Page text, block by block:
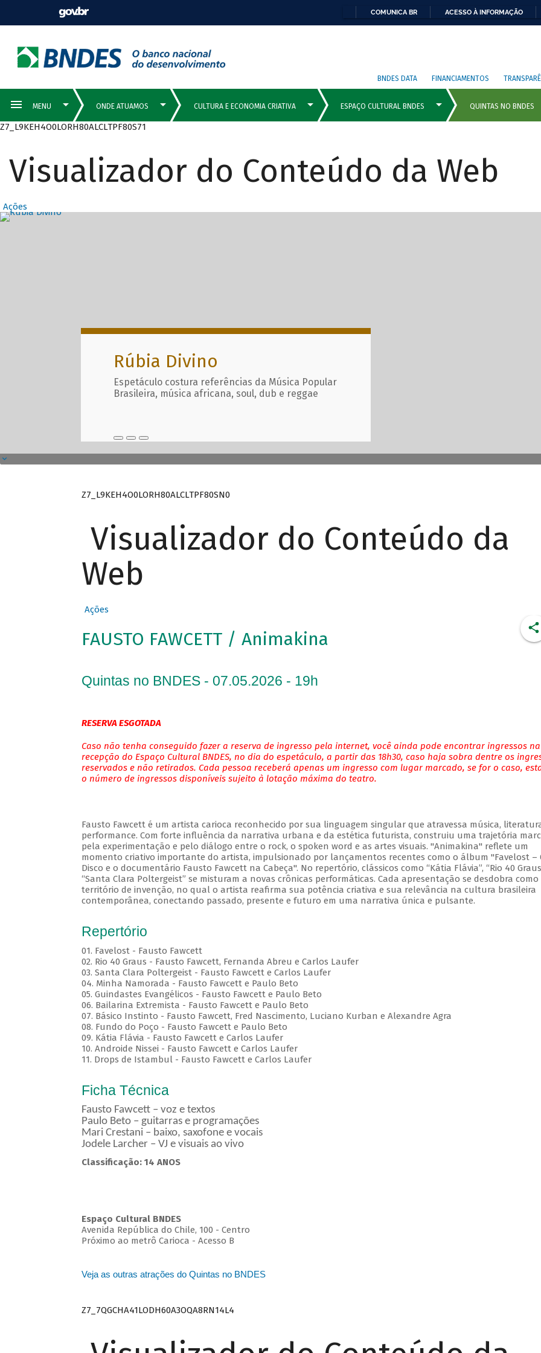
COMUNICA BR ACESSO À INFORMAÇÃO
BNDES DATA FINANCIAMENTOS
Z7_L9KEH4O0LORH80ALCLTPF80S71
Visualizador do Conteúdo da Web
Ações
Destaques Principais com
Rúbia Divino
Espetáculo costura referências da Música Popular
Brasileira, música africana, soul, dub e reggae
Z7_L9KEH4O0LORH80ALCLTPF80SN0
Visualizador do Conteúdo da
Web
Ações
FAUSTO FAWCETT / Animakina
Quintas no BNDES - 07.05.2026 - 19h
RESERVA ESGOTADA
Caso não tenha conseguido fazer a reserva de ingresso pela internet, você ainda pode encontrar ingressos na
recepção do Espaço Cultural BNDES, no dia do espetáculo, a partir das 18h30, caso haja sobra dentre os
reservados e não retirados. Cada pessoa receberá apenas um ingresso com lugar marcado, se for o caso,
o número de ingressos disponíveis sujeito à lotação máxima do teatro.
Fausto Fawcett é um artista carioca reconhecido por sua linguagem singular que atravessa música,
performance. Com forte influência da narrativa urbana e da estética futurista, construiu uma trajetória
pela experimentação e pelo diálogo entre o rock, o spoken word e as artes visuais. "Animakina" reflete um
momento criativo importante do artista, impulsionado por lançamentos recentes como o álbum "Favelost –
Disco e o documentário Fausto Fawcett na Cabeça". No repertório, clássicos como “Kátia Flávia”, “Rio 40
“Santa Clara Poltergeist” se misturam a novas crônicas performáticas. Cada apresentação se desdobra como
território de invenção, no qual o artista reafirma sua potência criativa e sua relevância na cultura brasileira
contemporânea, conectando passado, presente e futuro em uma narrativa única e pulsante.
Repertório
01. Favelost - Fausto Fawcett
02. Rio 40 Graus - Fausto Fawcett, Fernanda Abreu e Carlos Laufer
03. Santa Clara Poltergeist - Fausto Fawcett e Carlos Laufer
04. Minha Namorada - Fausto Fawcett e Paulo Beto
05. Guindastes Evangélicos - Fausto Fawcett e Paulo Beto
06. Bailarina Extremista - Fausto Fawcett e Paulo Beto
07. Básico Instinto - Fausto Fawcett, Fred Nascimento, Luciano Kurban e Alexandre Agra
08. Fundo do Poço - Fausto Fawcett e Paulo Beto
09. Kátia Flávia - Fausto Fawcett e Carlos Laufer
10. Androide Nissei - Fausto Fawcett e Carlos Laufer
11. Drops de Istambul - Fausto Fawcett e Carlos Laufer
Ficha Técnica
Fausto Fawcett – voz e textos
Paulo Beto – guitarras e programações
Mari Crestani – baixo, saxofone e vocais
Jodele Larcher – VJ e visuais ao vivo
Classificação: 14 ANOS
Espaço Cultural BNDES
Avenida República do Chile, 100 - Centro
Próximo ao metrô Carioca - Acesso B
Veja as outras atrações do Quintas no BNDES
Z7_7QGCHA41LODH60A3OQA8RN14L4